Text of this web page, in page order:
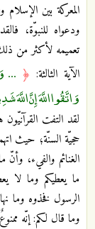
المعركة بين
ودعواه للنبوّة،
تعميمه لأكثر من
الآية الثالثة: ﴿ ...
وَاتَّقُوا اللَّهَ إِنَّ اللَّهَ
لقد التفت
حجيّة السنّة؛ حيث
الغنائم والفيء،
ما يعطيكم وما لا
الرسول فخذوه وما
وما قال لكم: إنّه